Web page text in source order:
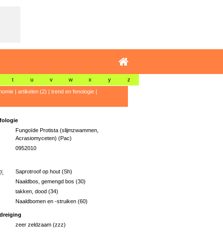
t u v w x y z
| artikelen (2) | trend en fenologie|
Fungoïde Protista (slijmzwammen,
Acrasiomyceten) (Pac)
0952010
Saprotroof op hout (Sh)
Naaldbos, gemengd bos (30)
takken, dood (34)
Naaldbomen en -struiken (60)
zeer zeldzaam (zzz)